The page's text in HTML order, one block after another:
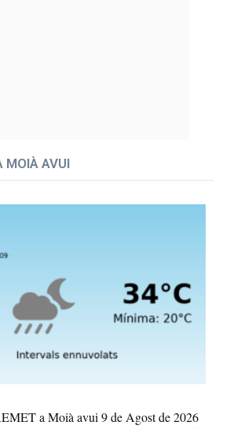
MOIÀ AVUI
a Moià avui 9 de Agost de 2026